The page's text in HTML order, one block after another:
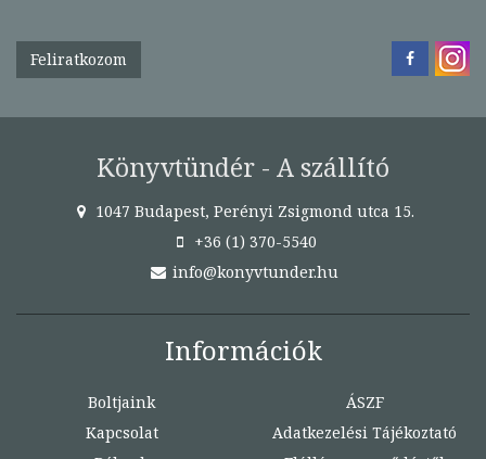
Feliratkozom
Könyvtündér - A szállító
1047 Budapest, Perényi Zsigmond utca 15.
+36 (1) 370-5540
info@konyvtunder.hu
Információk
Boltjaink
Kapcsolat
ÁSZF
Adatkezelési Tájékoztató